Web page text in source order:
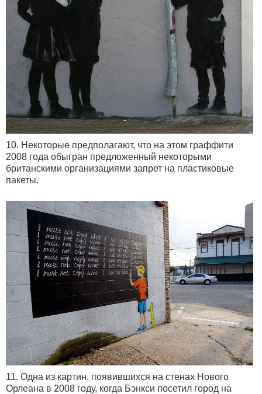
10. Некоторые предполагают, что на этом граффити
2008 года обыгран предложенный некоторыми
британскими организациями запрет на пластиковые
пакеты.
11. Одна из картин, появившихся на стенах Нового
Орлеана в 2008 году, когда Бэнкси посетил город на